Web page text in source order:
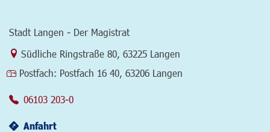
Stadt Langen - Der Magistrat
Link zur Google-Maps Navigation
Südliche Ringstraße 80 63225 Langen
Postfach: Postfach 16 40, 63206 Langen
06103 203-0
Anfahrt